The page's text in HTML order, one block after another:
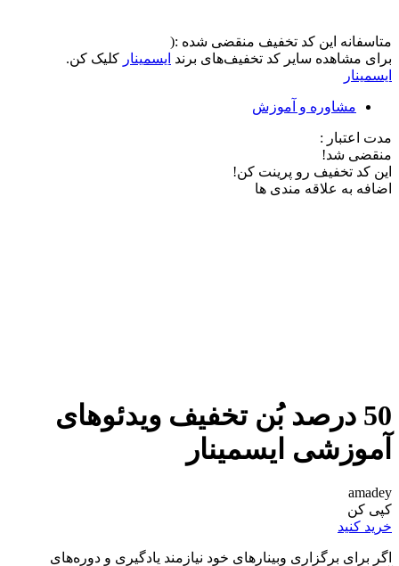
متاسفانه این کد تخفیف منقضی شده :(
برای مشاهده سایر کد تخفیف‌های برند ایسمینار کلیک کن.
ایسمینار
مشاوره و آموزش
مدت اعتبار :
منقضی شد!
این کد تخفیف رو پرینت کن!
اضافه به علاقه مندی ها
50 درصد بُن تخفیف ویدئوهای
آموزشی ایسمینار
amadey
کپی کن
خرید کنید
اگر برای برگزاری وبینارهای خود نیازمند یادگیری و دوره‌های